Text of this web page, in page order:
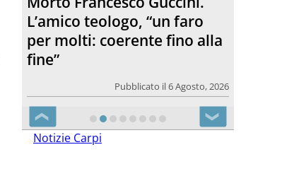
Chiesa. Un abbraccio verso il
futuro, la grande festa del
Papa e dei giovani ad Assisi
Pubblicato il 6 Agosto, 2026
❮ ❯
Notizie Carpi